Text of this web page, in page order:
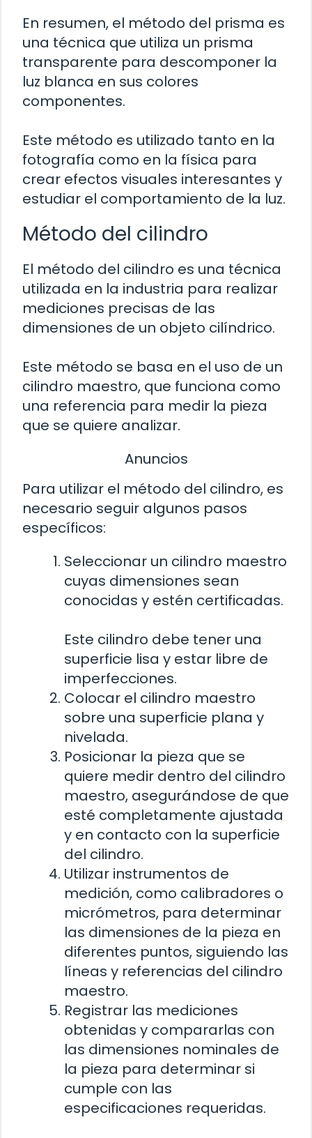
En resumen, el método del prisma es
una técnica que utiliza un prisma
transparente para descomponer la
luz blanca en sus colores
componentes.
Este método es utilizado tanto en la
fotografía como en la física para
crear efectos visuales interesantes y
estudiar el comportamiento de la luz.
Método del cilindro
El método del cilindro es una técnica
utilizada en la industria para realizar
mediciones precisas de las
dimensiones de un objeto cilíndrico.
Este método se basa en el uso de un
cilindro maestro, que funciona como
una referencia para medir la pieza
que se quiere analizar.
Anuncios
Para utilizar el método del cilindro, es
necesario seguir algunos pasos
específicos:
Seleccionar un cilindro maestro
cuyas dimensiones sean
conocidas y estén certificadas.
Este cilindro debe tener una
superficie lisa y estar libre de
imperfecciones.
Colocar el cilindro maestro
sobre una superficie plana y
nivelada.
Posicionar la pieza que se
quiere medir dentro del cilindro
maestro, asegurándose de que
esté completamente ajustada
y en contacto con la superficie
del cilindro.
Utilizar instrumentos de
medición, como calibradores o
micrómetros, para determinar
las dimensiones de la pieza en
diferentes puntos, siguiendo las
líneas y referencias del cilindro
maestro.
Registrar las mediciones
obtenidas y compararlas con
las dimensiones nominales de
la pieza para determinar si
cumple con las
especificaciones requeridas.